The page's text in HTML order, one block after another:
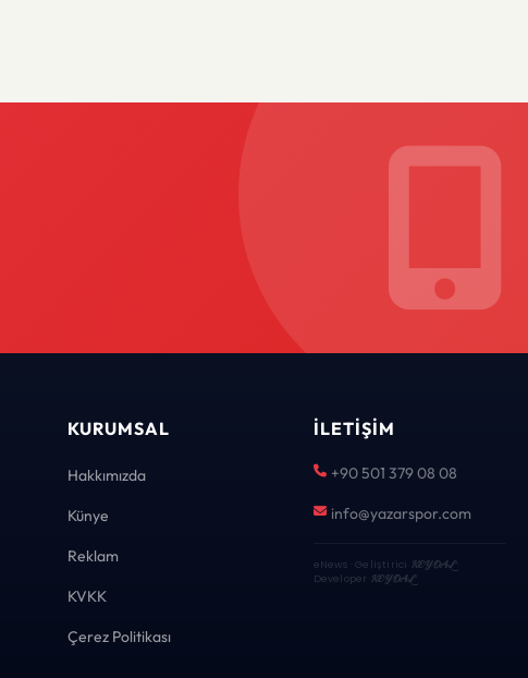
KURUMSAL
Hakkımızda
Künye
Reklam
KVKK
Çerez Politikası
İLETIŞIM
+90 501 379 08 08
info@yazarspor.com
eNews · Geliştirici KEYDAL·
Developer KEYDAL